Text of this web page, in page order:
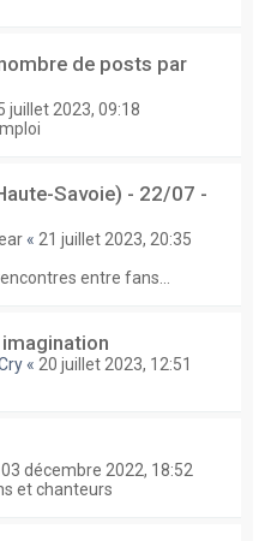
de posts par
juillet 2023, 09:18
Savoie) - 22/07 -
« 21 juillet 2023, 20:35
entre fans...
« 20 juillet 2023, 12:51
03 décembre 2022, 18:52
et chanteurs